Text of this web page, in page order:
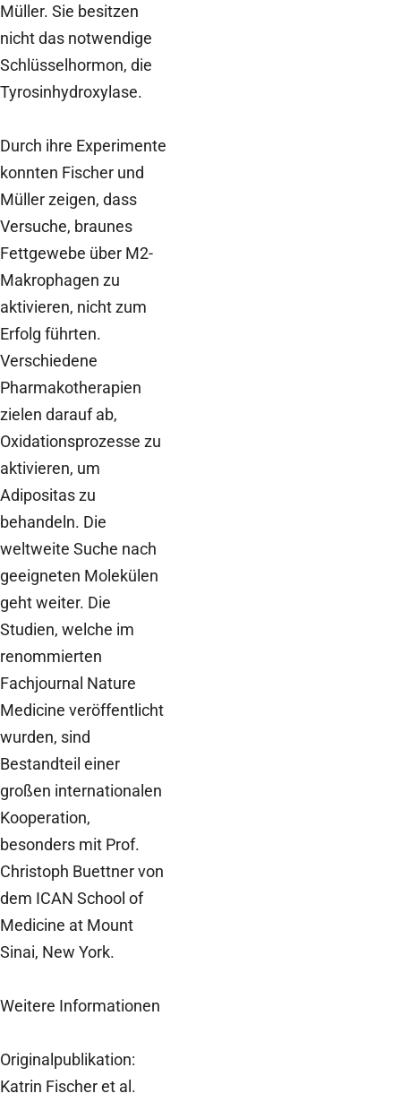
Müller. Sie besitzen
nicht das notwendige
Schlüsselhormon, die
Tyrosinhydroxylase.
Durch ihre Experimente
konnten Fischer und
Müller zeigen, dass
Versuche, braunes
Fettgewebe über M2-
Makrophagen zu
aktivieren, nicht zum
Erfolg führten.
Verschiedene
Pharmakotherapien
zielen darauf ab,
Oxidationsprozesse zu
aktivieren, um
Adipositas zu
behandeln. Die
weltweite Suche nach
geeigneten Molekülen
geht weiter. Die
Studien, welche im
renommierten
Fachjournal Nature
Medicine veröffentlicht
wurden, sind
Bestandteil einer
großen internationalen
Kooperation,
besonders mit Prof.
Christoph Buettner von
dem ICAN School of
Medicine at Mount
Sinai, New York.
Weitere Informationen
Originalpublikation:
Katrin Fischer et al.